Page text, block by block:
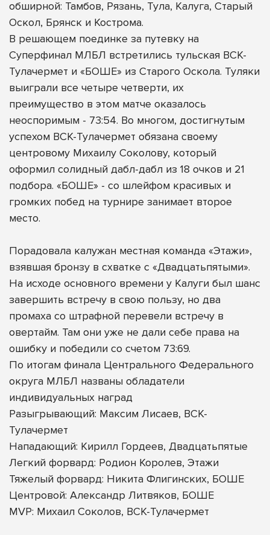
обширной: Тамбов, Рязань, Тула, Калуга, Старый
Оскол, Брянск и Кострома.
В решающем поединке за путевку на
Суперфинал МЛБЛ встретились тульская ВСК-
Тулачермет и «БОШЕ» из Старого Оскола. Туляки
выиграли все четыре четверти, их
преимущество в этом матче оказалось
неоспоримым - 73:54. Во многом, достигнутым
успехом ВСК-Тулачермет обязана своему
центровому Михаилу Соколову, который
оформил солидный дабл-дабл из 18 очков и 21
подбора. «БОШЕ» - со шлейфом красивых и
громких побед на турнире занимает второе
место.
Порадовала калужан местная команда «Этажи»,
взявшая бронзу в схватке с «Двадцатьпятыми».
На исходе основного времени у Калуги был шанс
завершить встречу в свою пользу, но два
промаха со штрафной перевели встречу в
овертайм. Там они уже не дали себе права на
ошибку и победили со счетом 73:69.
По итогам финала Центрального Федерального
округа МЛБЛ названы обладатели
индивидуальных наград
Разыгрывающий: Максим Лисаев, ВСК-
Тулачермет
Нападающий: Кирилл Гордеев, Двадцатьпятые
Легкий форвард: Родион Королев, Этажи
Тяжелый форвард: Никита Флигинских, БОШЕ
Центровой: Александр Литвяков, БОШЕ
MVP: Михаил Соколов, ВСК-Тулачермет